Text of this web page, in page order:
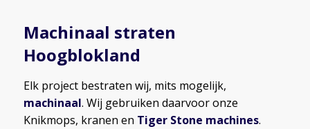
Machinaal straten
Hoogblokland
Elk project bestraten wij, mits mogelijk,
machinaal. Wij gebruiken daarvoor onze
Knikmops, kranen en Tiger Stone machines.